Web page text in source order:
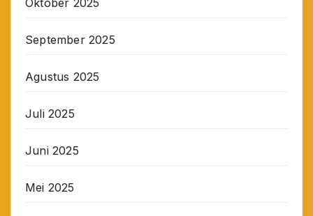
September 2025
Agustus 2025
Juli 2025
Juni 2025
Mei 2025